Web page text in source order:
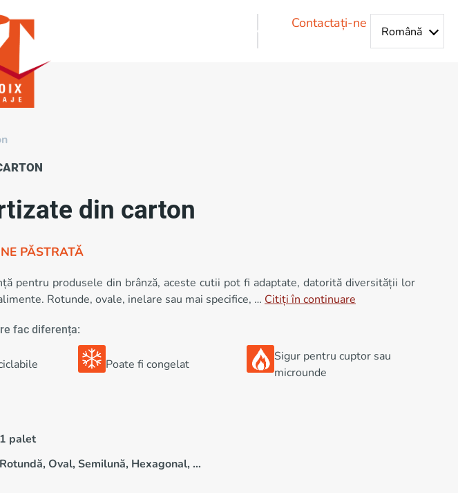
Contactați-ne
din carton
PĂSTRATĂ
pentru produsele din brânză, aceste cutii pot fi adaptate, datorită diversității lor
Rotunde, ovale, inelare sau mai specifice, … Citiți în continuare
fac diferența:
Poate fi congelat
Sigur pentru cuptor sau
microunde
1 palet
Rotundă, Oval, Semilună, Hexagonal, …